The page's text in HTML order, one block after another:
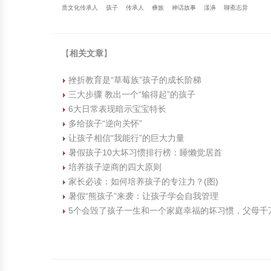
质文化传承人 孩子 传承人 彝族 神话故事 漾濞 聊斋志异
【相关文章】
挫折教育是“草莓族”孩子的成长阶梯
三大步骤 教出一个“输得起”的孩子
6大日常表现暗示宝宝特长
多给孩子“逆向关怀”
让孩子相信“我能行”的巨大力量
暑假孩子10大坏习惯排行榜：睡懒觉居首
培养孩子逆商的四大原则
家长必读：如何培养孩子的专注力？(图)
暑假“熊孩子”来袭：让孩子学会自我管理
5个会毁了孩子一生和一个家庭幸福的坏习惯，父母千